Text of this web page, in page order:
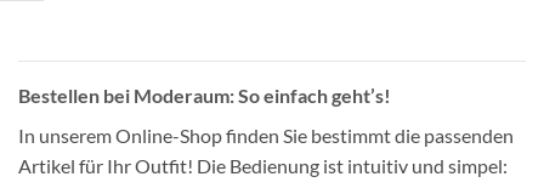
Bestellen bei Moderaum: So einfach geht’s!
In unserem Online-Shop finden Sie bestimmt die passenden
Artikel für Ihr Outfit! Die Bedienung ist intuitiv und simpel: